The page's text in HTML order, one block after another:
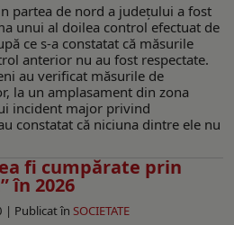
partea de nord a județului a fost
unui al doilea control efectuat de
ce s-a constatat că măsurile
anterior nu au fost respectate.
au verificat măsurile de
la un amplasament din zona
incident major privind
constatat că niciuna dintre ele nu
fi cumpărate prin
în 2026
| Publicat în SOCIETATE